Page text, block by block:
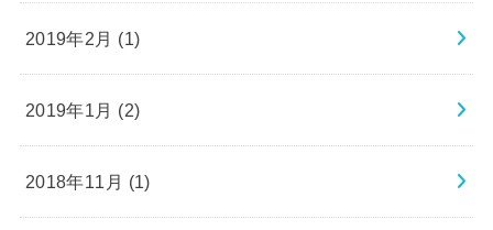
2019年2月 (1)
2019年1月 (2)
2018年11月 (1)